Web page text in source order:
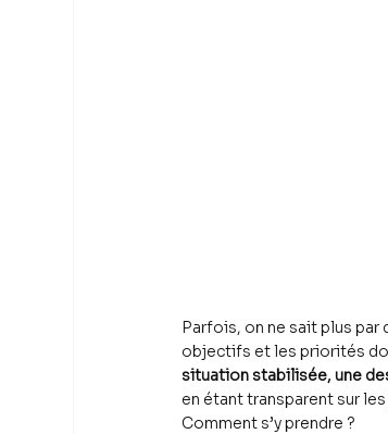
Parfois, on ne sait plus par
objectifs et les priorités
situation stabilisée, une
en étant transparent sur
Comment s’y prendre ?